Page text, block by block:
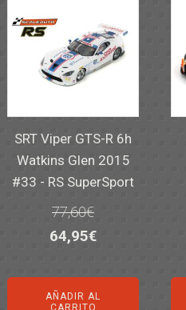
SRT Viper GTS-R 6h
Watkins Glen 2015
#33 - RS SuperSport
77,60€
El
original
64,95€El
actual
AÑADIR AL
CARRITO